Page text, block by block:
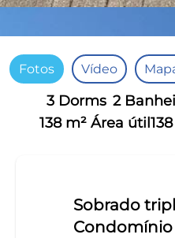
Fotos Vídeo
3 Dorms 2
138 m² Área útil
Sobrado
Condomínio